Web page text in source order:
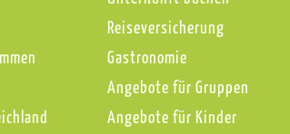
Reiseversicherung
Gastronomie
Angebote für Gruppen
Angebote für Kinder